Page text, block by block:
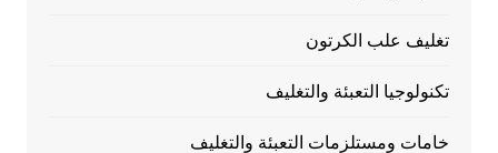
تغليف علب الكرتون
تكنولوجيا التعبئة والتغليف
خامات ومستلزمات التعبئة والتغليف